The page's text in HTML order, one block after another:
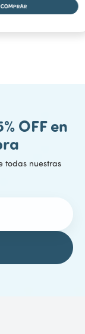
COMPRAR
OFF en
todas nuestras